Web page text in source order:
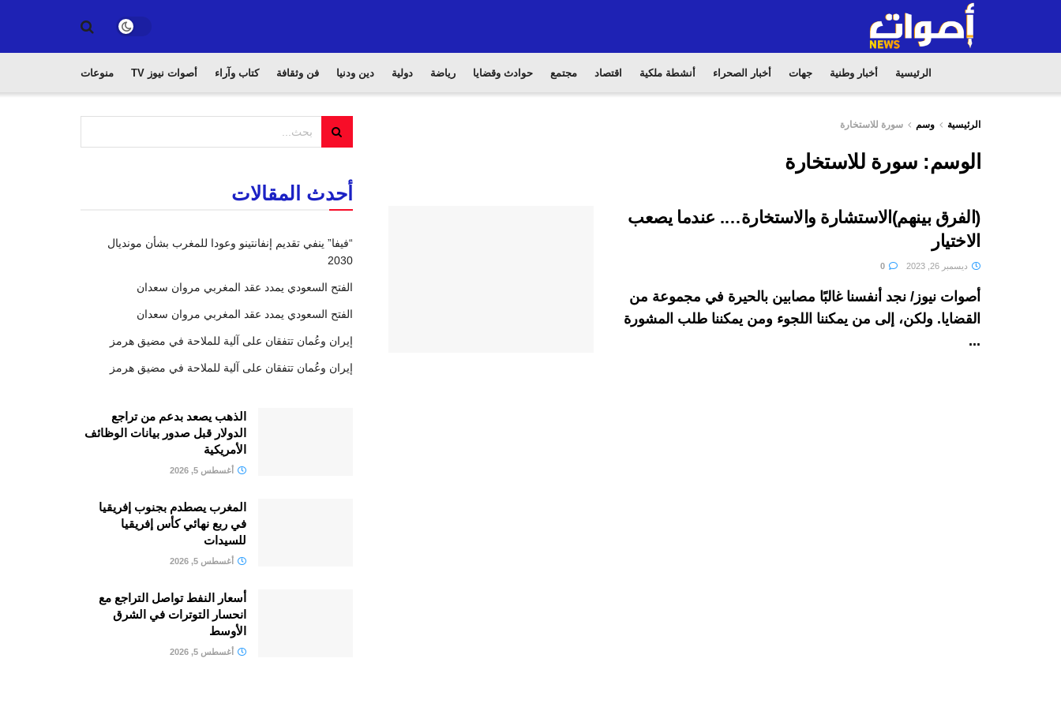
الرئيسية أخبار وطنية جهات أخبار الصحراء أنشطة ملكية اقتصاد مجتمع حوادث وقضايا رياضة دولية دين ودنيا فن وثقافة كتاب وآراء أصوات نيوز TV منوعات
الرئيسية وسم سورة للاستخارة
الوسم: سورة للاستخارة
(الفرق بينهم)الاستشارة والاستخارة…. عندما يصعب
الاختيار
ديسمبر 26, 2023
أصوات نيوز/ نجد أنفسنا غالبًا مصابين بالحيرة في مجموعة من
القضايا. ولكن، إلى من يمكننا اللجوء ومن يمكننا طلب المشورة
...
أحدث المقالات
“فيفا” ينفي تقديم إنفانتينو وعودا للمغرب بشأن مونديال
2030
الفتح السعودي يمدد عقد المغربي مروان سعدان
الفتح السعودي يمدد عقد المغربي مروان سعدان
إيران وعُمان تتفقان على آلية للملاحة في مضيق هرمز
إيران وعُمان تتفقان على آلية للملاحة في مضيق هرمز
الذهب يصعد بدعم من تراجع
الدولار قبل صدور بيانات الوظائف
الأمريكية
أغسطس 5, 2026
المغرب يصطدم بجنوب إفريقيا
في ربع نهائي كأس إفريقيا
للسيدات
أغسطس 5, 2026
أسعار النفط تواصل التراجع مع
انحسار التوترات في الشرق
الأوسط
أغسطس 5, 2026